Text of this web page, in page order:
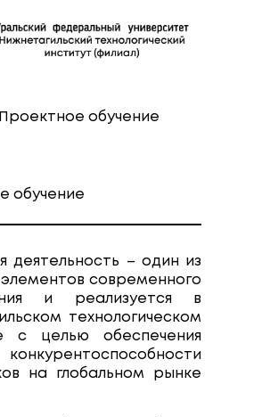
Проектное обучение
обучение
деятельность – один из
современного
и реализуется в
технологическом
с целью обеспечения
на глобальном рынке